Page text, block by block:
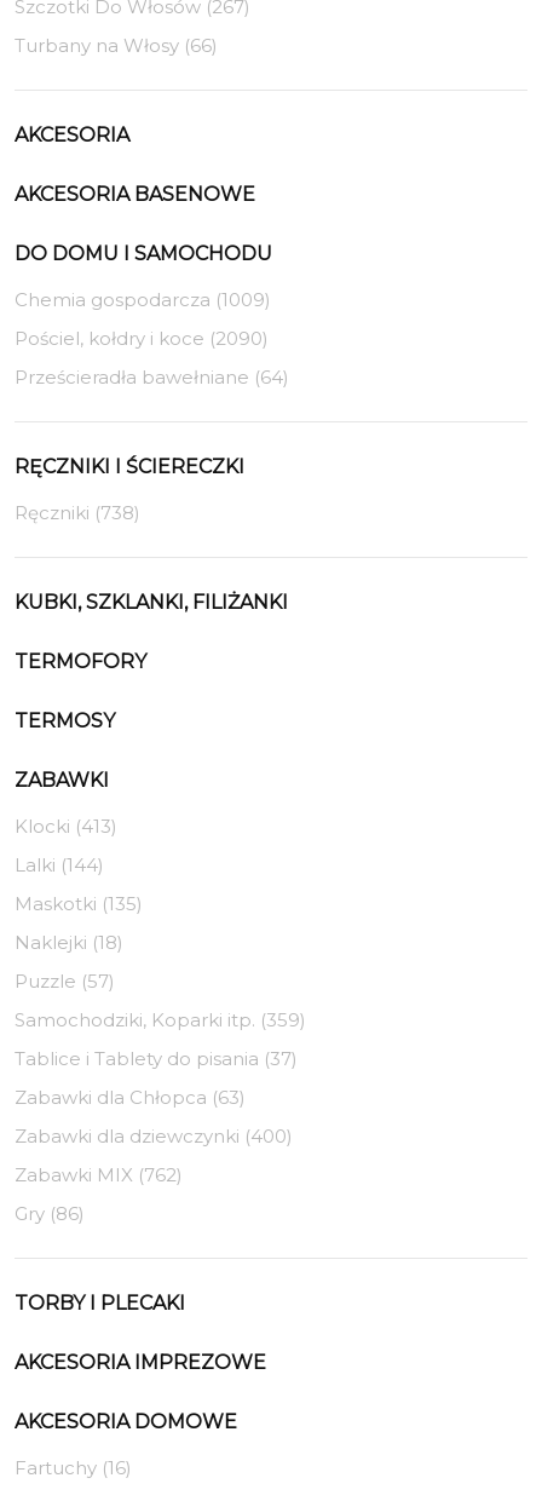
Szczotki Do Włosów (267)
Turbany na Włosy (66)
AKCESORIA
AKCESORIA BASENOWE
DO DOMU I SAMOCHODU
Chemia gospodarcza (1009)
Pościel, kołdry i koce (2090)
Prześcieradła bawełniane (64)
RĘCZNIKI I ŚCIERECZKI
Ręczniki (738)
KUBKI, SZKLANKI, FILIŻANKI
TERMOFORY
TERMOSY
ZABAWKI
Klocki (413)
Lalki (144)
Maskotki (135)
Naklejki (18)
Puzzle (57)
Samochodziki, Koparki itp. (359)
Tablice i Tablety do pisania (37)
Zabawki dla Chłopca (63)
Zabawki dla dziewczynki (400)
Zabawki MIX (762)
Gry (86)
TORBY I PLECAKI
AKCESORIA IMPREZOWE
AKCESORIA DOMOWE
Fartuchy (16)